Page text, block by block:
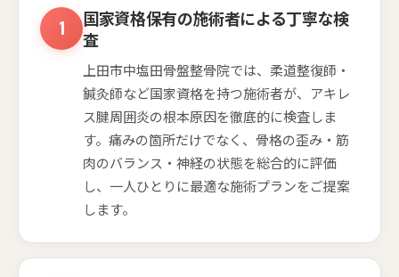
国家資格保有の施術者による丁寧な検
査
上田市中塩田骨盤整骨院では、柔道整復師・
鍼灸師など国家資格を持つ施術者が、アキレ
ス腱周囲炎の根本原因を徹底的に検査しま
す。痛みの箇所だけでなく、骨格の歪み・筋
肉のバランス・神経の状態を総合的に評価
し、一人ひとりに最適な施術プランをご提案
します。